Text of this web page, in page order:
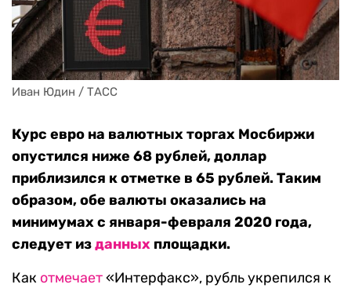
Иван Юдин / ТАСС
Курс евро на валютных торгах Мосбиржи
опустился ниже 68 рублей, доллар
приблизился к отметке в 65 рублей. Таким
образом, обе валюты оказались на
минимумах с января-февраля 2020 года,
следует изданных площадки.
Как отмечает«Интерфакс», рубль укрепился к